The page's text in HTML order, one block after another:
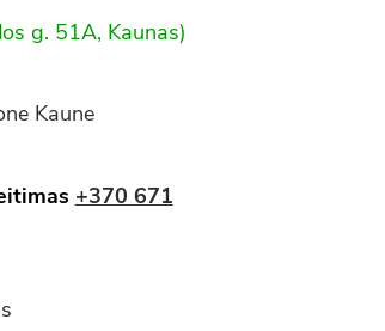
g. 51A, Kaunas)
Kaune
+370 671